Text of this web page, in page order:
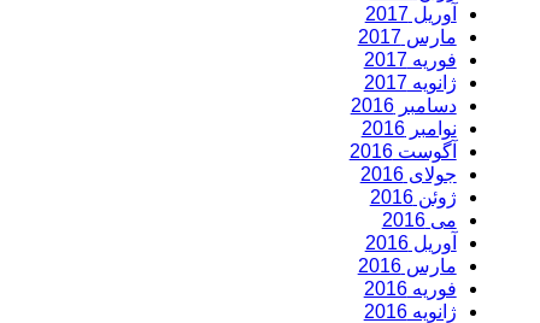
آوریل 2017
مارس 2017
فوریه 2017
ژانویه 2017
دسامبر 2016
نوامبر 2016
آگوست 2016
جولای 2016
ژوئن 2016
می 2016
آوریل 2016
مارس 2016
فوریه 2016
ژانویه 2016